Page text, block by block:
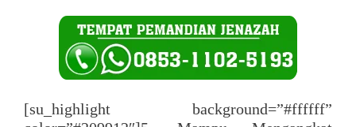
[su_highlight background=”#ffffff”